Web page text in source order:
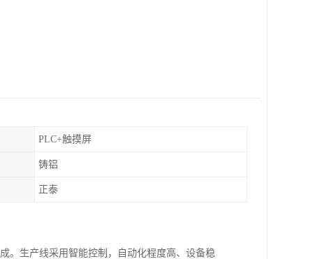
PLC+触摸屏
铸铝
正泰
。生产线采用智能控制，自动化程度高、设备稳